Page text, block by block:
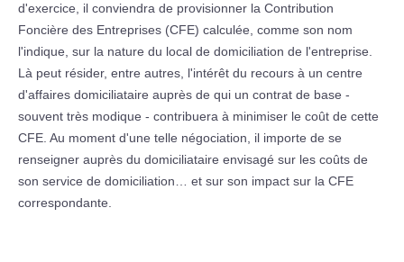
d'exercice, il conviendra de provisionner la Contribution
Foncière des Entreprises (CFE) calculée, comme son nom
l'indique, sur la nature du local de domiciliation de l'entreprise.
Là peut résider, entre autres, l'intérêt du recours à un centre
d'affaires domiciliataire auprès de qui un contrat de base -
souvent très modique - contribuera à minimiser le coût de cette
CFE. Au moment d'une telle négociation, il importe de se
renseigner auprès du domiciliataire envisagé sur les coûts de
son service de domiciliation… et sur son impact sur la CFE
correspondante.